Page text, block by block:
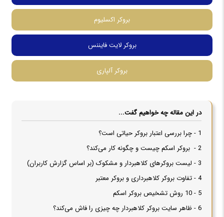
بروکر اکسلیوم
بروکر لایت فایننس
بروکر آلپاری
در این مقاله چه خواهیم گفت...
1 - چرا بررسی اعتبار بروکر حیاتی است؟
2 - بروکر اسکم چیست و چگونه کار می‌کند؟
3 - لیست بروکرهای کلاهبردار و مشکوک (بر اساس گزارش کاربران)
4 - تفاوت بروکر کلاهبرداری و بروکر معتبر
5 - 10 روش تشخیص بروکر اسکم
6 - ظاهر سایت بروکر کلاهبردار چه چیزی را فاش می‌کند؟